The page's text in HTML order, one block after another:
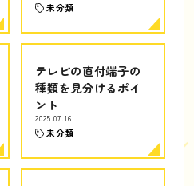
未分類
テレビの直付端子の
種類を見分けるポイ
ント
2025.07.16
未分類